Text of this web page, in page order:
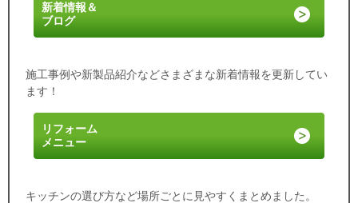
新着情報 ＆
ブログ
施工事例や新製品紹介などさまざまな新着情報を更新してい
ます！
リフォーム
メニュー
キッチンの選び方など場所ごとに見やすくまとめました。